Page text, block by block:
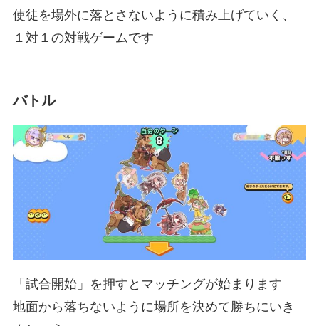
使徒を場外に落とさないように積み上げていく、
１対１の対戦ゲームです
バトル
「試合開始」を押すとマッチングが始まります
地面から落ちないように場所を決めて勝ちにいき